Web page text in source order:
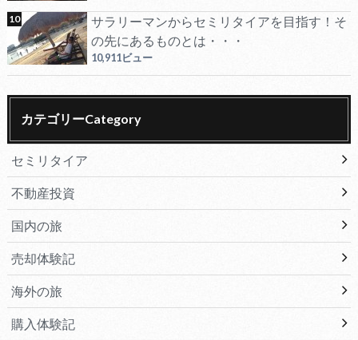
サラリーマンからセミリタイアを目指す！そ
の先にあるものとは・・・
10,911ビュー
カテゴリーCategory
セミリタイア
不動産投資
国内の旅
売却体験記
海外の旅
購入体験記